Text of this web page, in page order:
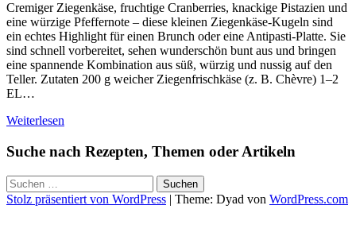
Cremiger Ziegenkäse, fruchtige Cranberries, knackige Pistazien und
eine würzige Pfeffernote – diese kleinen Ziegenkäse-Kugeln sind
ein echtes Highlight für einen Brunch oder eine Antipasti-Platte. Sie
sind schnell vorbereitet, sehen wunderschön bunt aus und bringen
eine spannende Kombination aus süß, würzig und nussig auf den
Teller. Zutaten 200 g weicher Ziegenfrischkäse (z. B. Chèvre) 1–2
EL…
Weiterlesen
Suche nach Rezepten, Themen oder Artikeln
Suchen
nach:
Stolz präsentiert von WordPress | Theme: Dyad von WordPress.com